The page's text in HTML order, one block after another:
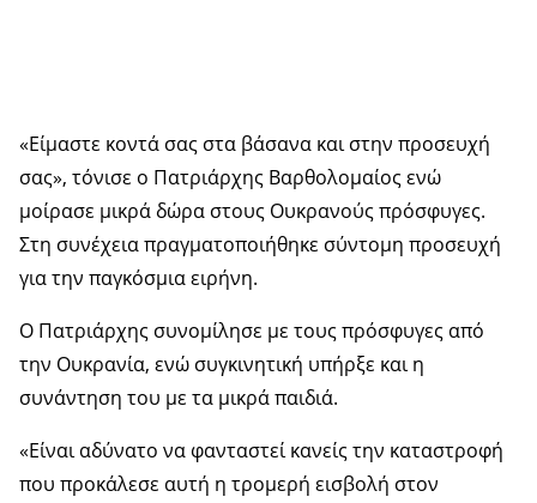
«Είμαστε κοντά σας στα βάσανα και στην προσευχή
σας», τόνισε ο Πατριάρχης Βαρθολομαίος ενώ
μοίρασε μικρά δώρα στους Ουκρανούς πρόσφυγες.
Στη συνέχεια πραγματοποιήθηκε σύντομη προσευχή
για την παγκόσμια ειρήνη.
Ο Πατριάρχης συνομίλησε με τους πρόσφυγες από
την Ουκρανία, ενώ συγκινητική υπήρξε και η
συνάντηση του με τα μικρά παιδιά.
«Είναι αδύνατο να φανταστεί κανείς την καταστροφή
που προκάλεσε αυτή η τρομερή εισβολή στον